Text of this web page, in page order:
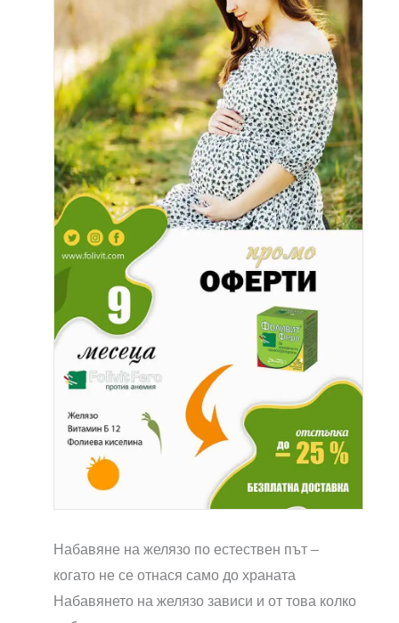
Набавяне на желязо по естествен път –
когато не се отнася само до храната
Набавянето на желязо зависи и от това колко